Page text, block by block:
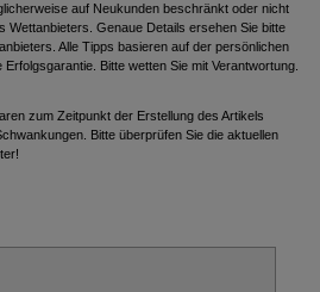
auf Neukunden beschränkt oder nicht
Wettanbieters. Genaue Details ersehen Sie bitte
Alle Tipps basieren auf der persönlichen
Bitte wetten Sie mit Verantwortung.
zum Zeitpunkt der Erstellung des Artikels
Bitte überprüfen Sie die aktuellen